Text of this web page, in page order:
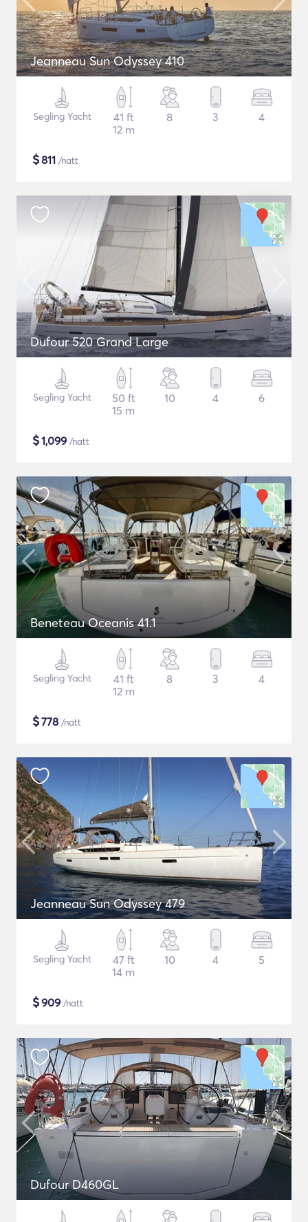
Jeanneau Sun Odyssey 410
Segling Yacht
41 ft
12 m
8 3 4
$811 /natt
Dufour 520 Grand Large
Segling Yacht
50 ft
15 m
10 4 6
$1,099 /natt
Beneteau Oceanis 41.1
Segling Yacht
41 ft
12 m
8 3 4
$778 /natt
Jeanneau Sun Odyssey 479
Segling Yacht
47 ft
14 m
10 4 5
$909 /natt
Dufour D460GL